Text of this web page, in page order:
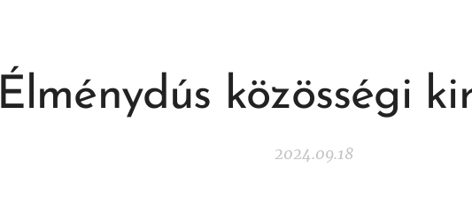
Élménydús közösségi
2024.09.18